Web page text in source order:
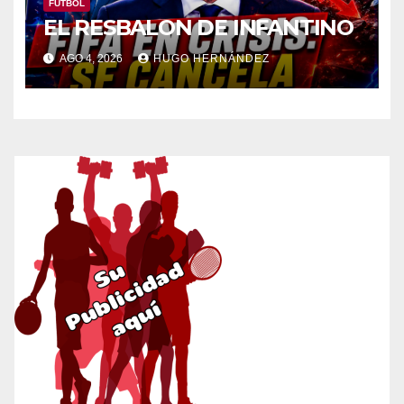
FÚTBOL
EL RESBALON DE INFANTINO
AGO 4, 2026 HUGO HERNÁNDEZ